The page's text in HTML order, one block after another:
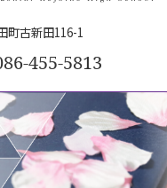
町古新田116-1
455-5813